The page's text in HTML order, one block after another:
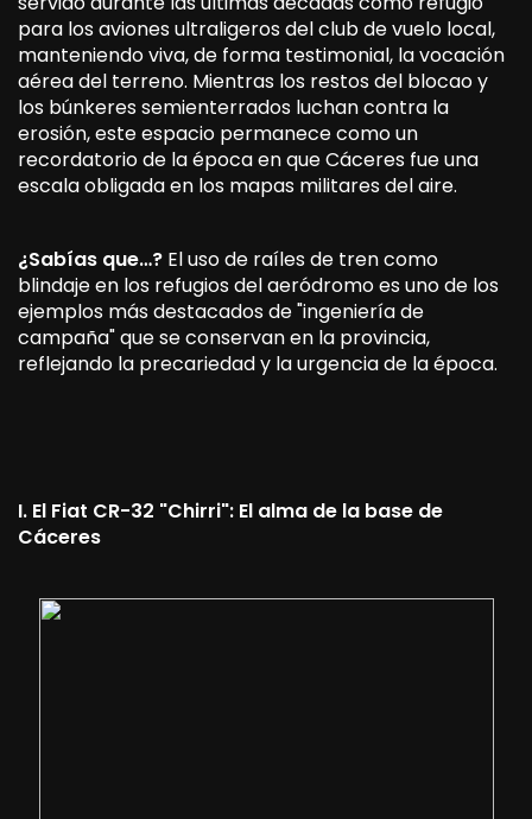
para los aviones ultraligeros del club de vuelo local,
manteniendo viva, de forma testimonial, la vocación
aérea del terreno. Mientras los restos del blocao y
los búnkeres semienterrados luchan contra la
erosión, este espacio permanece como un
recordatorio de la época en que Cáceres fue una
escala obligada en los mapas militares del aire.
¿Sabías que…? El uso de raíles de tren como
blindaje en los refugios del aeródromo es uno de los
ejemplos más destacados de "ingeniería de
campaña" que se conservan en la provincia,
reflejando la precariedad y la urgencia de la época.
I. El Fiat CR-32 "Chirri": El alma de la base de
Cáceres